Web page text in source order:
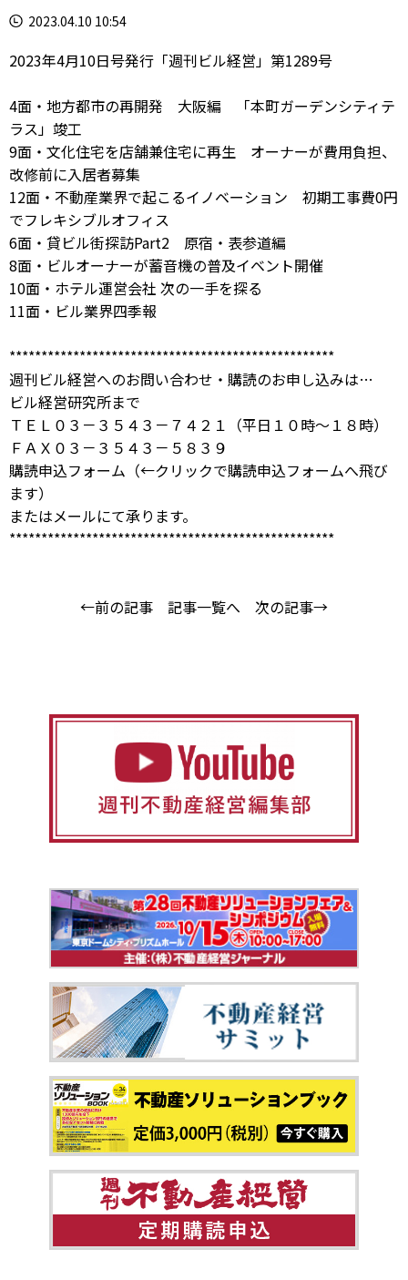
2023.04.10 10:54
2023年4月10日号発行「週刊ビル経営」第1289号
4面・地方都市の再開発 大阪編 「本町ガーデンシティテ
ラス」竣工
9面・文化住宅を店舗兼住宅に再生 オーナーが費用負担、
改修前に入居者募集
12面・不動産業界で起こるイノベーション 初期工事費0円
でフレキシブルオフィス
6面・貸ビル街探訪Part2 原宿・表参道編
8面・ビルオーナーが蓄音機の普及イベント開催
10面・ホテル運営会社 次の一手を探る
11面・ビル業界四季報
***************************************************
週刊ビル経営へのお問い合わせ・購読のお申し込みは…
ビル経営研究所まで
ＴＥＬ０３－３５４３－７４２１（平日１０時～１８時）
ＦＡＸ０３－３５４３－５８３９
購読申込フォーム （←クリックで購読申込フォームへ飛び
ます）
またはメールにて承ります。
***************************************************
←前の記事 記事一覧へ 次の記事→